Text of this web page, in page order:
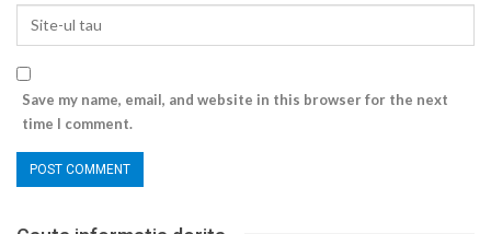
Save my name, email, and website in this browser for the next
time I comment.